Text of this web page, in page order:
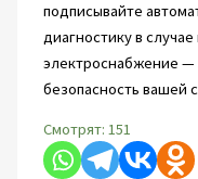
подписывайте
диагностику в
электроснабжение —
безопасность вашей
Смотрят: 151